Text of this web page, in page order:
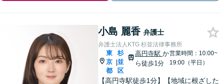
小島 麗香 弁護士
弁護士法人KTG 杉並法律事務所
東
京
都
|
杉
並
区
高円寺駅 か
ら徒歩1分
営業時間：10:00~
19:00（平日）
【高円寺駅徒歩1分】【地域に根ざした